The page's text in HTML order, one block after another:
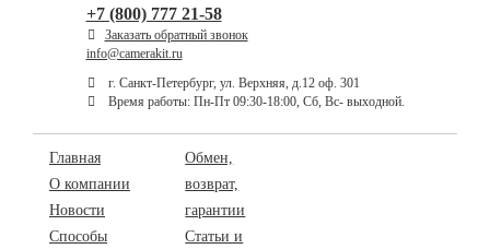
+7 (800) 777 21-58
Заказать обратный звонок
info@camerakit.ru
г. Санкт-Петербург, ул. Верхняя, д.12 оф. 301
Время работы: Пн-Пт 09:30-18:00, Сб, Вс- выходной.
Главная
О компании
Новости
Способы
Обмен,
возврат,
гарантии
Статьи и